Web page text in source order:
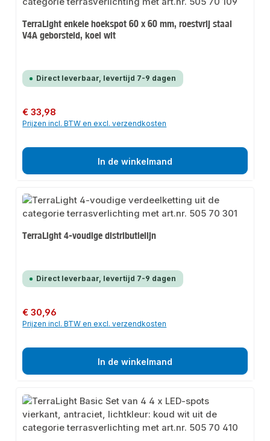
TerraLight enkele hoekspot 60 x 60 mm, roestvrij staal
V4A geborsteld, koel wit
Direct leverbaar, levertijd 7-9 dagen
Normale prijs:
€ 33,98
Prijzen incl. BTW en excl. verzendkosten
In de winkelmand
TerraLight 4-voudige distributielijn
Direct leverbaar, levertijd 7-9 dagen
Normale prijs:
€ 30,96
Prijzen incl. BTW en excl. verzendkosten
In de winkelmand